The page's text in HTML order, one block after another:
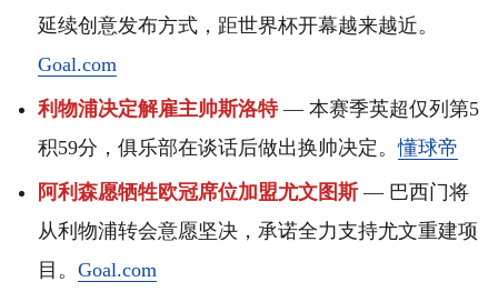
延续创意发布方式，距世界杯开幕越来越近。
Goal.com
利物浦决定解雇主帅斯洛特— 本赛季英超仅列第5
积59分，俱乐部在谈话后做出换帅决定。懂球帝
阿利森愿牺牲欧冠席位加盟尤文图斯— 巴西门将
从利物浦转会意愿坚决，承诺全力支持尤文重建项
目。 Goal.com